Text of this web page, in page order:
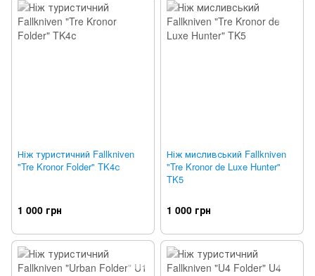
Ніж туристичний Fallkniven
"Tre Kronor Folder" TK4с
1 000 грн
Ніж мисливський Fallkniven
"Tre Kronor de Luxe Hunter"
TK5
1 000 грн